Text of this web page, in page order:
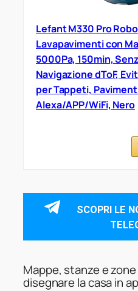
Lefant M330 Pro
Lavapavimenti con
5000Pa, 150min,
Navigazione dToF,
per Tappeti,
Alexa/APP/WiFi, Nero
SCOPRI LE
Mappe, stanze e
disegnare la casa in